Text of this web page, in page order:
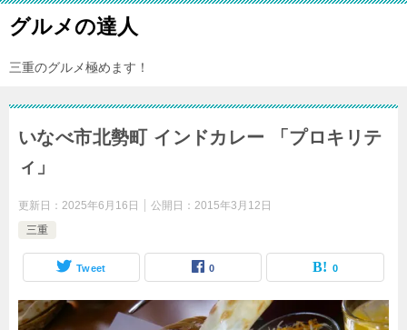
グルメの達人
三重のグルメ極めます！
いなべ市北勢町 インドカレー 「プロキリテ
ィ」
更新日： 2025年6月16日 公開日： 2015年3月12日
三重
Tweet 0 0